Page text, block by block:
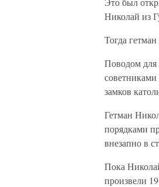
Николай из
Тогда
Поводом для
замков
Гетман
порядками
внезапно в
Пока
произвели